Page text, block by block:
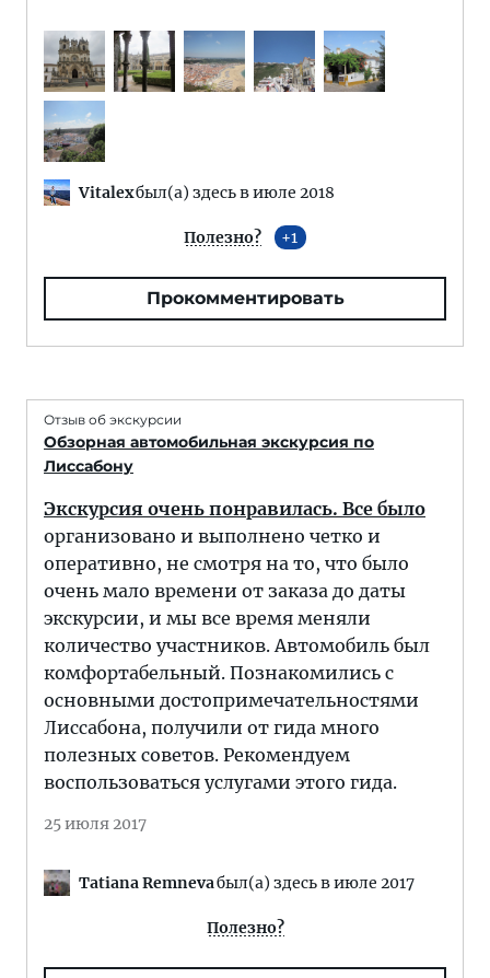
Vitalexбыл(а) здесь в июле 2018
Полезно? 1
Прокомментировать
Отзыв об экскурсии
Обзорная автомобильная экскурсия по
Лиссабону
Экскурсия очень понравилась. Все было
организовано и выполнено четко и
оперативно, не смотря на то, что было
очень мало времени от заказа до даты
экскурсии, и мы все время меняли
количество участников. Автомобиль был
комфортабельный. Познакомились с
основными достопримечательностями
Лиссабона, получили от гида много
полезных советов. Рекомендуем
воспользоваться услугами этого гида.
25 июля 2017
Tatiana Remnevaбыл(а) здесь в июле 2017
Полезно?